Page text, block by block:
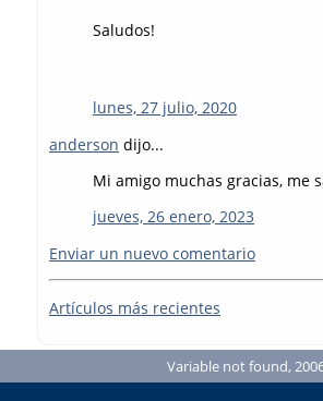
Saludos!
lunes, 27 julio, 2020
anderson dijo...
Mi amigo muchas gracias, me
jueves, 26 enero, 2023
Enviar un nuevo comentario
Artículos más recientes
Variable not found,